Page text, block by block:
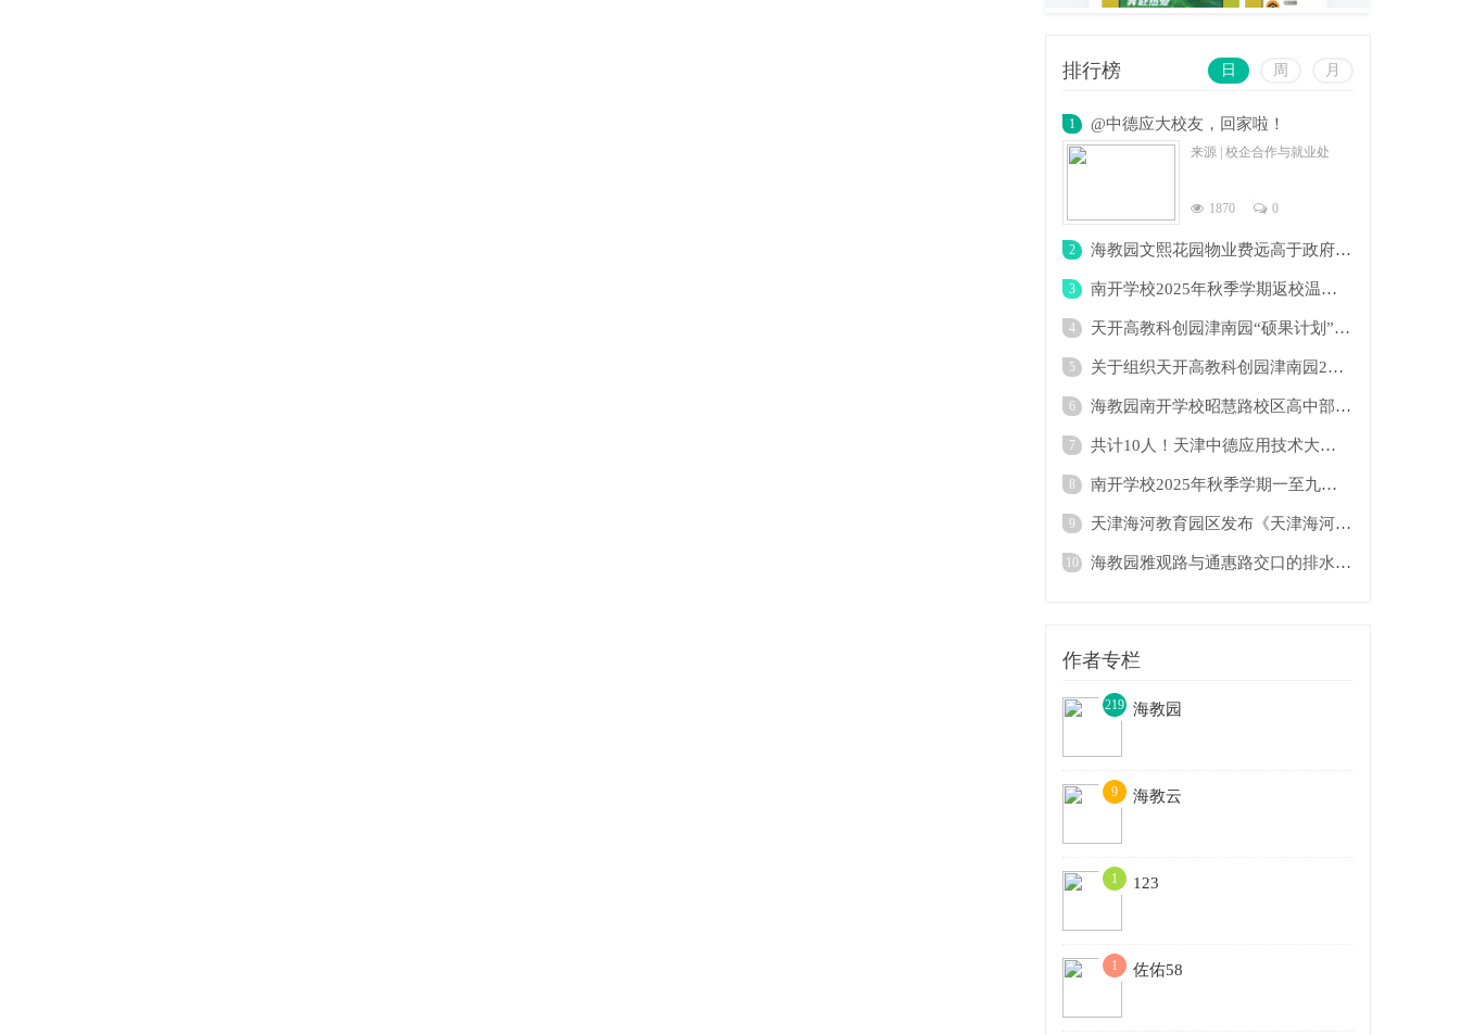
排行榜 日 周 月
1 @中德应大校友，回家啦！
来源 | 校企合作与就业处
1870 0
2 海教园文熙花园物业费远高于政府指导价问题
3 南开学校2025年秋季学期返校温馨提示
4 天开高教科创园津南园“硕果计划”创新服务
5 关于组织天开高教科创园津南园2025年第一批
6 海教园南开学校昭慧路校区高中部即将开建！
7 共计10人！天津中德应用技术大学公开招聘
8 南开学校2025年秋季学期一至九年级分班查询
9 天津海河教育园区发布《天津海河教育园区“
10 海教园雅观路与通惠路交口的排水渠是否会有
作者专栏
219 海教园
9 海教云
1 123
1 佐佑58